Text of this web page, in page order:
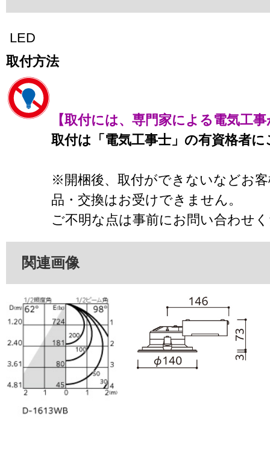
LED
取付方法
【取付には、専門家による電気工
取付は「電気工事士」の有資格者
※開梱後、取付ができないなどお
品・交換はお受けできません。
ご不明な点は事前にお問い合わせ
関連画像